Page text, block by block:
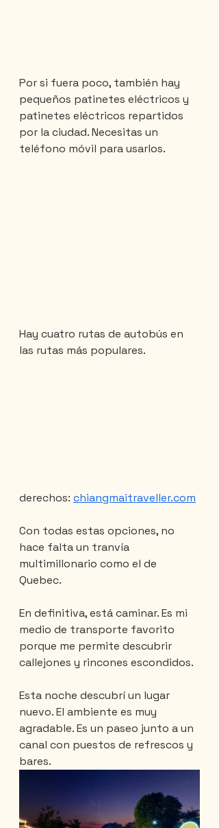
Por si fuera poco, también hay
pequeños patinetes eléctricos y
patinetes eléctricos repartidos
por la ciudad. Necesitas un
teléfono móvil para usarlos.
Hay cuatro rutas de autobús en
las rutas más populares.
derechos: chiangmaitraveller.com
Con todas estas opciones, no
hace falta un tranvía
multimillonario como el de
Quebec.
En definitiva, está caminar. Es mi
medio de transporte favorito
porque me permite descubrir
callejones y rincones escondidos.
Esta noche descubrí un lugar
nuevo. El ambiente es muy
agradable. Es un paseo junto a un
canal con puestos de refrescos y
bares.